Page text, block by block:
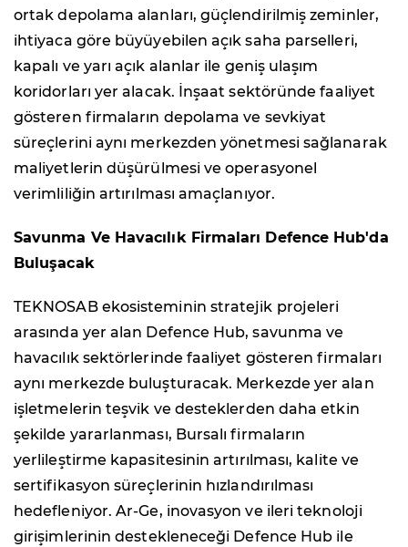
ortak depolama alanları, güçlendirilmiş zeminler,
ihtiyaca göre büyüyebilen açık saha parselleri,
kapalı ve yarı açık alanlar ile geniş ulaşım
koridorları yer alacak. İnşaat sektöründe faaliyet
gösteren firmaların depolama ve sevkiyat
süreçlerini aynı merkezden yönetmesi sağlanarak
maliyetlerin düşürülmesi ve operasyonel
verimliliğin artırılması amaçlanıyor.
Savunma Ve Havacılık Firmaları Defence Hub'da
Buluşacak
TEKNOSAB ekosisteminin stratejik projeleri
arasında yer alan Defence Hub, savunma ve
havacılık sektörlerinde faaliyet gösteren firmaları
aynı merkezde buluşturacak. Merkezde yer alan
işletmelerin teşvik ve desteklerden daha etkin
şekilde yararlanması, Bursalı firmaların
yerlileştirme kapasitesinin artırılması, kalite ve
sertifikasyon süreçlerinin hızlandırılması
hedefleniyor. Ar-Ge, inovasyon ve ileri teknoloji
girişimlerinin destekleneceği Defence Hub ile